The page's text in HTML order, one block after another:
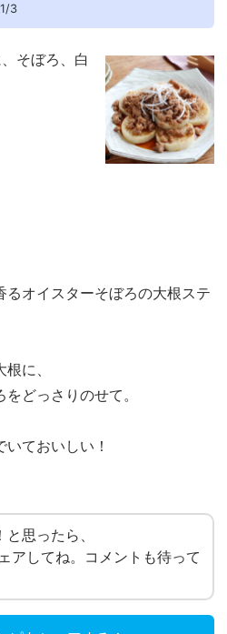
3
そぼろ、白
オイスターそぼろの大根ステ
に、
どっさりのせて。
ておいしい！
思ったら、
アしてね。コメントも待って